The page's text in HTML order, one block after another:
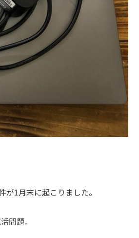
1月末に起こりました。
問題。